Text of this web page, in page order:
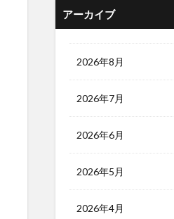
アーカイブ
2026年8月
2026年7月
2026年6月
2026年5月
2026年4月